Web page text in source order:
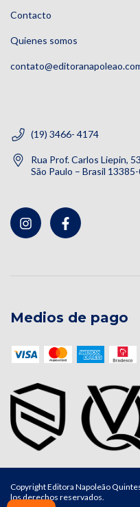
Contacto
Quienes somos
(19) 3466- 4174
Rua Prof. Carlos Liepin,
São Paulo – Brasil
Medios de pago
Copyright Editora Napoleão
los derechos reservados.